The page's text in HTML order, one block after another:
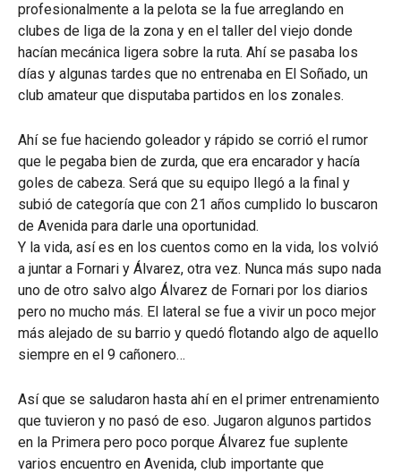
profesionalmente a la pelota se la fue arreglando en
clubes de liga de la zona y en el taller del viejo donde
hacían mecánica ligera sobre la ruta. Ahí se pasaba los
días y algunas tardes que no entrenaba en El Soñado, un
club amateur que disputaba partidos en los zonales.
Ahí se fue haciendo goleador y rápido se corrió el rumor
que le pegaba bien de zurda, que era encarador y hacía
goles de cabeza. Será que su equipo llegó a la final y
subió de categoría que con 21 años cumplido lo buscaron
de Avenida para darle una oportunidad.
Y la vida, así es en los cuentos como en la vida, los volvió
a juntar a Fornari y Álvarez, otra vez. Nunca más supo nada
uno de otro salvo algo Álvarez de Fornari por los diarios
pero no mucho más. El lateral se fue a vivir un poco mejor
más alejado de su barrio y quedó flotando algo de aquello
siempre en el 9 cañonero…
Así que se saludaron hasta ahí en el primer entrenamiento
que tuvieron y no pasó de eso. Jugaron algunos partidos
en la Primera pero poco porque Álvarez fue suplente
varios encuentro en Avenida, club importante que